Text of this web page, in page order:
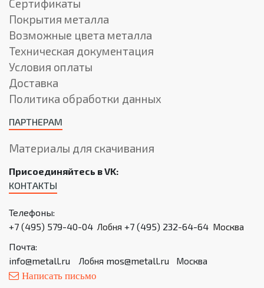
Сертификаты
Покрытия металла
Возможные цвета металла
Техническая документация
Условия оплаты
Доставка
Политика обработки данных
ПАРТНЕРАМ
Материалы для скачивания
Присоединяйтесь в VK:
КОНТАКТЫ
Телефоны:
+7 (495) 579-40-04 Лобня +7 (495) 232-64-64 Москва
Почта:
info@metall.ru
Лобня mos@metall.ru Москва
Написать письмо